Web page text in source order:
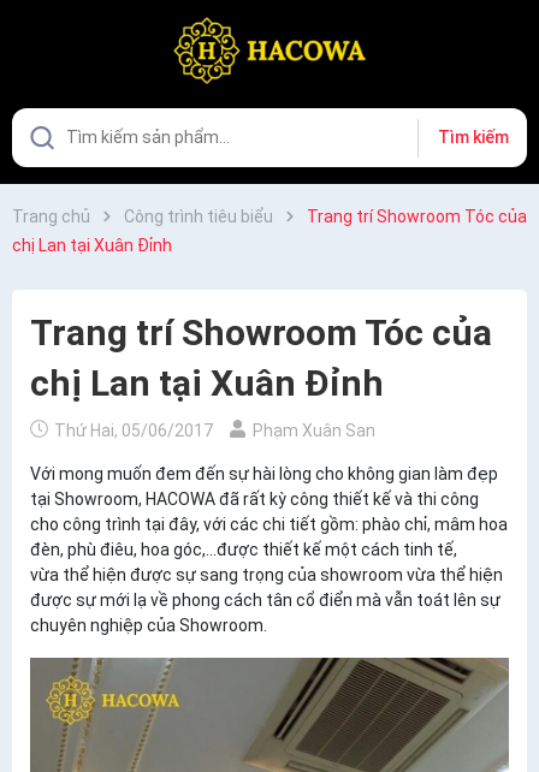
Tìm kiếm
Trang chủ Công trình tiêu biểu
Trang trí Showroom Tóc của
chị Lan tại Xuân Đỉnh
Trang trí Showroom Tóc của
chị Lan tại Xuân Đỉnh
Thứ Hai, 05/06/2017 Phạm Xuân San
Với mong muốn đem đến sự hài lòng cho không gian làm đẹp
tại Showroom, HACOWA đã rất kỳ công thiết kế và thi công
cho công trình tại đây, với các chi tiết gồm: phào chỉ, mâm hoa
đèn, phù điêu, hoa góc,...được thiết kế một cách tinh tế,
vừa thể hiện được sự sang trọng của showroom vừa thể hiện
được sự mới lạ về phong cách tân cổ điển mà vẫn toát lên sự
chuyên nghiệp của Showroom.